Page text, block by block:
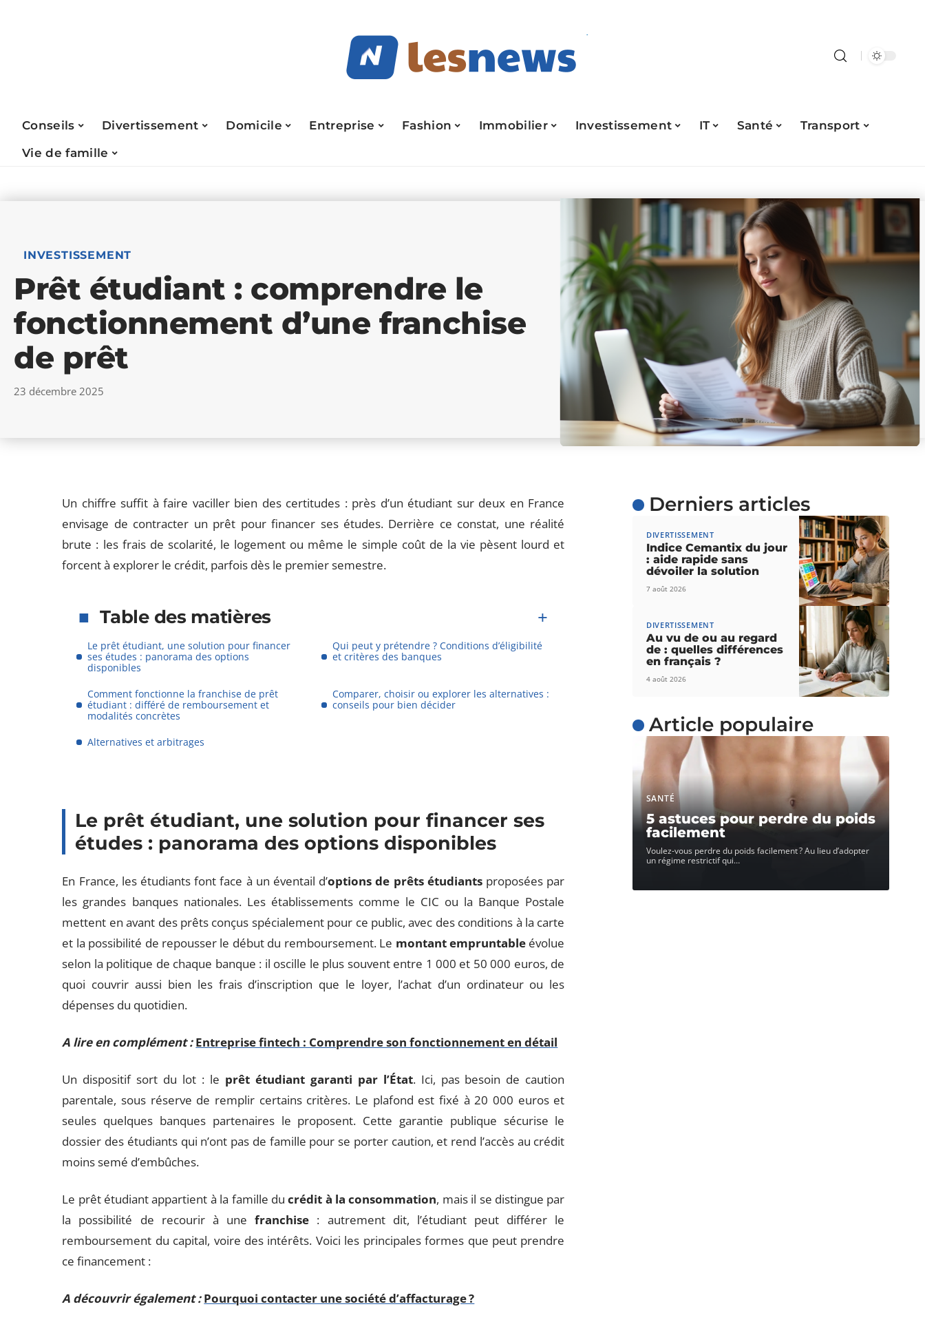
Conseils Divertissement Domicile Entreprise Fashion Immobilier Investissement IT Santé
Transport
Vie de famille
INVESTISSEMENT
Prêt étudiant : comprendre le
fonctionnement d’une franchise
de prêt
23 décembre 2025
Un chiffre suffit à faire vaciller bien des certitudes : près d’un étudiant sur deux en France
envisage de contracter un prêt pour financer ses études. Derrière ce constat, une réalité
brute : les frais de scolarité, le logement ou même le simple coût de la vie pèsent lourd et
forcent à explorer le crédit, parfois dès le premier semestre.
Table des matières
Le prêt étudiant, une solution pour financer
ses études : panorama des options
disponibles
Qui peut y prétendre ? Conditions d’éligibilité
et critères des banques
Comment fonctionne la franchise de prêt
étudiant : différé de remboursement et
modalités concrètes
Comparer, choisir ou explorer les alternatives :
conseils pour bien décider
Alternatives et arbitrages
Le prêt étudiant, une solution pour financer ses
études : panorama des options disponibles
En France, les étudiants font face à un éventail d’options de prêts étudiantsproposées par
les grandes banques nationales. Les établissements comme le CIC ou la Banque Postale
mettent en avant des prêts conçus spécialement pour ce public, avec des conditions à la carte
et la possibilité de repousser le début du remboursement. Le montant empruntableévolue
selon la politique de chaque banque : il oscille le plus souvent entre 1 000 et 50 000 euros, de
quoi couvrir aussi bien les frais d’inscription que le loyer, l’achat d’un ordinateur ou les
dépenses du quotidien.
A lire en complément : Entreprise fintech : Comprendre son fonctionnement en détail
Un dispositif sort du lot : le prêt étudiant garanti par l’État. Ici, pas besoin de caution
parentale, sous réserve de remplir certains critères. Le plafond est fixé à 20 000 euros et
seules quelques banques partenaires le proposent. Cette garantie publique sécurise le
dossier des étudiants qui n’ont pas de famille pour se porter caution, et rend l’accès au crédit
moins semé d’embûches.
Le prêt étudiant appartient à la famille ducrédit à la consommation, mais il se distingue par
la possibilité de recourir à unefranchise : autrement dit, l’étudiant peut différer le
remboursement du capital, voire des intérêts. Voici les principales formes que peut prendre
ce financement :
A découvrir également : Pourquoi contacter une société d’affacturage ?
Derniers articles
DIVERTISSEMENT
Indice Cemantix du jour
: aide rapide sans
dévoiler la solution
7 août 2026
DIVERTISSEMENT
Au vu de ou au regard
de : quelles différences
en français ?
4 août 2026
Article populaire
SANTÉ
5 astuces pour perdre du poids
facilement
Voulez-vous perdre du poids facilement ? Au lieu d’adopter
un régime restrictif qui…